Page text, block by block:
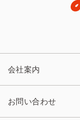
会社案内
お問い合わせ